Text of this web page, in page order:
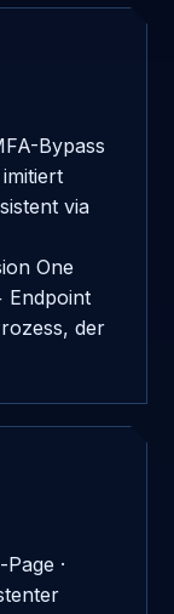
Bypass
via
One
Endpoint
der
·